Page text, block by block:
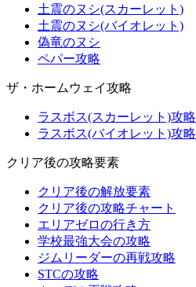
土震のヌシ(スカーレット)
土震のヌシ(バイオレット)
偽竜のヌシ
ペパー攻略
ザ・ホームウェイ攻略
ラスボス(スカーレット)攻略
ラスボス(バイオレット)攻略
クリア後の攻略要素
クリア後の解放要素
クリア後の攻略チャート
エリアゼロの行き方
学校最強大会の攻略
ジムリーダーの再戦攻略
STCの攻略